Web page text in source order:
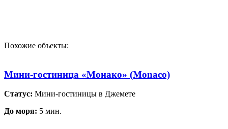
Похожие объекты:
Мини-гостиница «Монако» (Monaco)
Статус: Мини-гостиницы в Джемете
До моря: 5 мин.